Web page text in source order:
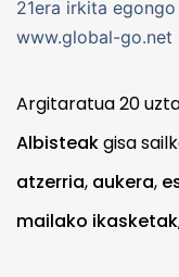
21era irkita
www.global-go.net
Argitaratua20
Albisteakgisa
atzerria, aukera,
mailako ikasketak